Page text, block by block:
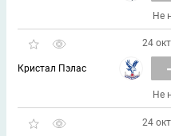
Не
24
Кристал Пэлас
Не
24